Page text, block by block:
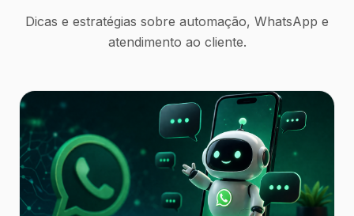
Dicas e estratégias sobre automação, WhatsApp e
atendimento ao cliente.